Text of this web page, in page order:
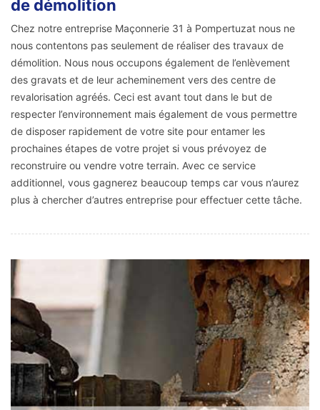
de démolition
Chez notre entreprise Maçonnerie 31 à Pompertuzat nous ne
nous contentons pas seulement de réaliser des travaux de
démolition. Nous nous occupons également de l’enlèvement
des gravats et de leur acheminement vers des centre de
revalorisation agréés. Ceci est avant tout dans le but de
respecter l’environnement mais également de vous permettre
de disposer rapidement de votre site pour entamer les
prochaines étapes de votre projet si vous prévoyez de
reconstruire ou vendre votre terrain. Avec ce service
additionnel, vous gagnerez beaucoup temps car vous n’aurez
plus à chercher d’autres entreprise pour effectuer cette tâche.